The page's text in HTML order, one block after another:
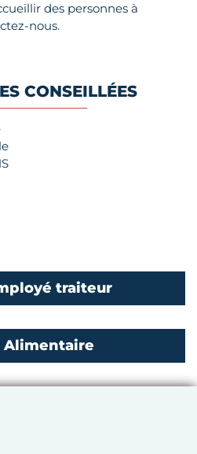
des personnes à
nous.
CONSEILLÉES
traiteur
Alimentaire